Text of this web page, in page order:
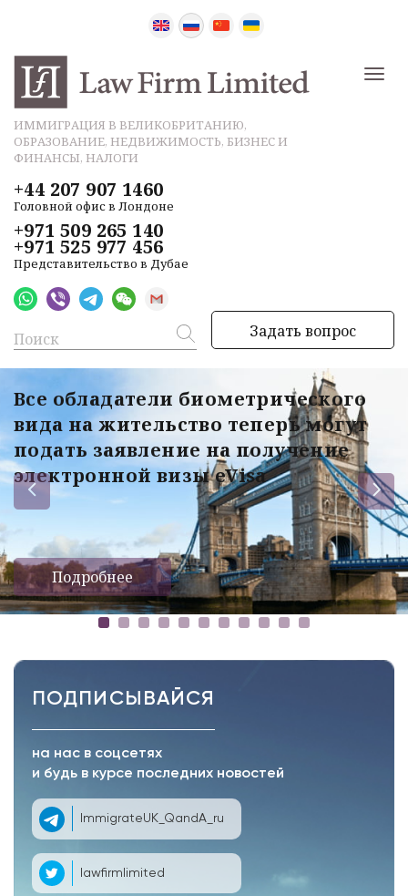
ИММИГРАЦИЯ В ВЕЛИКОБРИТАНИЮ,
ОБРАЗОВАНИЕ, НЕДВИЖИМОСТЬ, БИЗНЕС И
ФИНАНСЫ, НАЛОГИ
+44 207 907 1460
Головной офис в Лондоне
+971 509 265 140
+971 525 977 456
Представительство в Дубае
Задать вопрос
Все обладатели биометрического
вида на жительство теперь могут
подать заявление на получение
электронной визы eVisa
Подробнее
ПОДПИСЫВАЙСЯ
на нас в соцсетях
и будь в курсе последних новостей
ImmigrateUK_QandA_ru
lawfirmlimited